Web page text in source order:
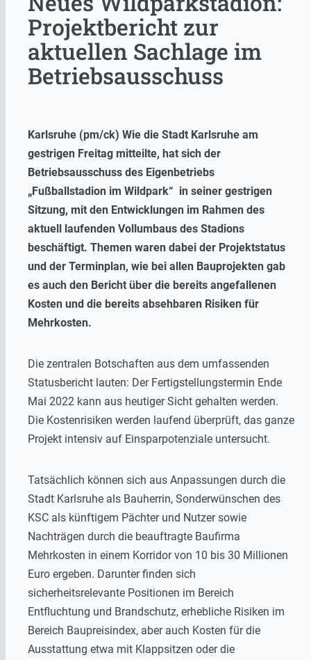
Projektbericht zur
aktuellen Sachlage im
Betriebsausschuss
Karlsruhe (pm/ck) Wie die Stadt Karlsruhe am
gestrigen Freitag mitteilte, hat sich der
Betriebsausschuss des Eigenbetriebs
„Fußballstadion im Wildpark“ in seiner gestrigen
Sitzung, mit den Entwicklungen im Rahmen des
aktuell laufenden Vollumbaus des Stadions
beschäftigt. Themen waren dabei der Projektstatus
und der Terminplan, wie bei allen Bauprojekten gab
es auch den Bericht über die bereits angefallenen
Kosten und die bereits absehbaren Risiken für
Mehrkosten.
Die zentralen Botschaften aus dem umfassenden
Statusbericht lauten: Der Fertigstellungstermin Ende
Mai 2022 kann aus heutiger Sicht gehalten werden.
Die Kostenrisiken werden laufend überprüft, das ganze
Projekt intensiv auf Einsparpotenziale untersucht.
Tatsächlich können sich aus Anpassungen durch die
Stadt Karlsruhe als Bauherrin, Sonderwünschen des
KSC als künftigem Pächter und Nutzer sowie
Nachträgen durch die beauftragte Baufirma
Mehrkosten in einem Korridor von 10 bis 30 Millionen
Euro ergeben. Darunter finden sich
sicherheitsrelevante Positionen im Bereich
Entfluchtung und Brandschutz, erhebliche Risiken im
Bereich Baupreisindex, aber auch Kosten für die
Ausstattung etwa mit Klappsitzen oder die